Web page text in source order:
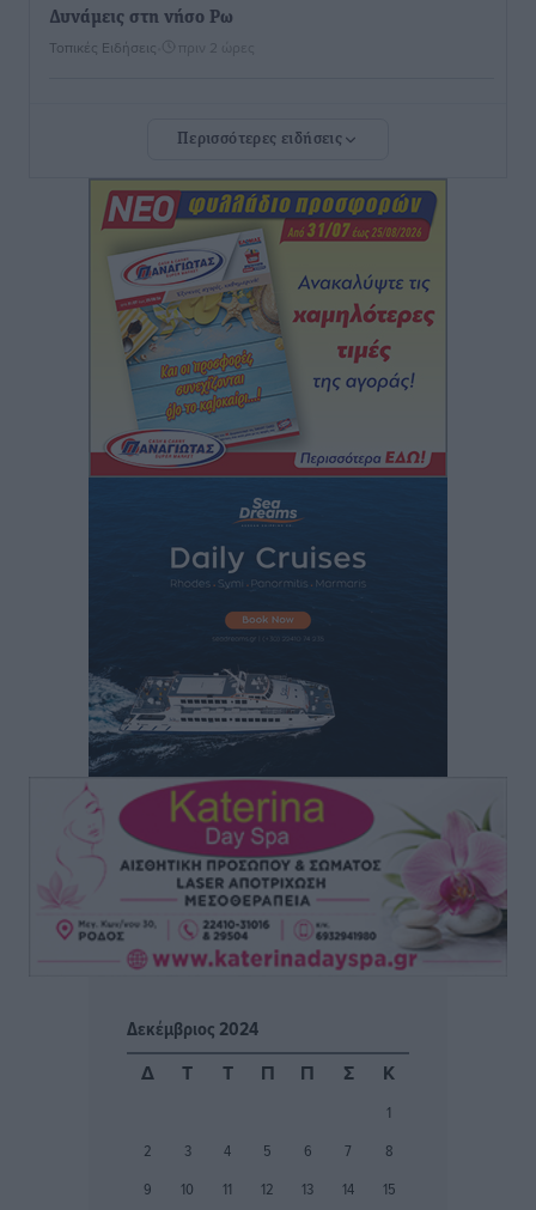
Δυνάμεις στη νήσο Ρω
Τοπικές Ειδήσεις πριν 2 ώρες
34.000 αναχωρούν σήμερα μόνο από τον Πειραιά
Μόνιμες θέσεις στους παιδικούς σταθμούς: Οι
προϋποθέσεις, η 24μηνη εμπειρία και οι προθεσμίες
για τους δήμους
Τοπικές Ειδήσεις• πριν 3 ώρες
Δεύτερη πηγή εισοδήματος για τους επαγγελματίες
ψαράδες ο αλιευτικός τουρισμός
• πριν 3 ώρες
Μαρία Εκμεκτσίογλου: Η πίστη μου είναι το
Μονή Πανορμίτη
δεν τα καθαρίσει – Πώς κινούνται δήμοι και ΠΣ,
ποιος πληρώνει τον λογαριασμό
Τοπικές Ειδήσεις• πριν 3 ώρες
Πού κινούνται οι κρατήσεις last minute σε Ελλάδα
από Γερμανούς
πριν 3 ώρες
Οδηγός στη Ρόδο τράκαρε σταθμευμένο αυτοκίνητο,
παρέσυρε 72χρονο και διέφυγε
Γιάννης Βασιλάκης: «Η Πρωτοβάθμια Φροντίδα
Περισσότερες ειδήσεις
Δεκέμβριος 2024
Δ
Τ Τ Π Π Σ Κ
1
2
3 4 5 6 7
8
9
10 11 12 13 14
15